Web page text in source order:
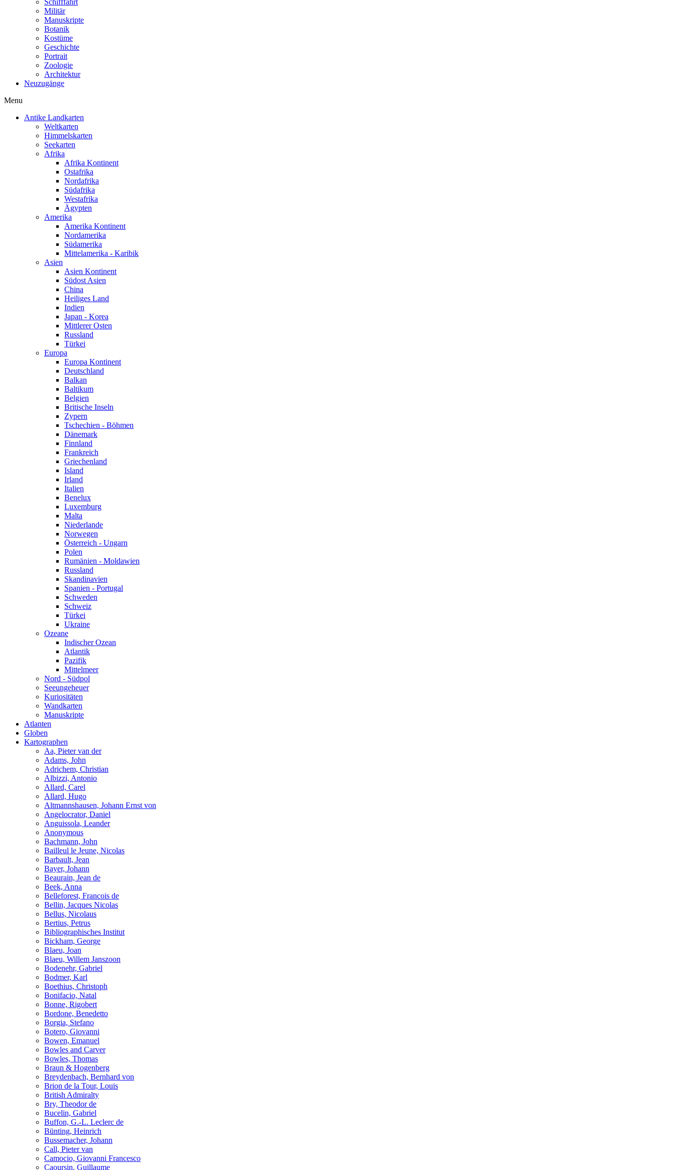
Schifffahrt
Militär
Manuskripte
Botanik
Kostüme
Geschichte
Portrait
Zoologie
Architektur
Neuzugänge
Menu
Antike Landkarten
Weltkarten
Himmelskarten
Seekarten
Afrika
Afrika Kontinent
Ostafrika
Nordafrika
Südafrika
Westafrika
Ägypten
Amerika
Amerika Kontinent
Nordamerika
Südamerika
Mittelamerika - Karibik
Asien
Asien Kontinent
Südost Asien
China
Heiliges Land
Indien
Japan - Korea
Mittlerer Osten
Russland
Türkei
Europa
Europa Kontinent
Deutschland
Balkan
Baltikum
Belgien
Britische Inseln
Zypern
Tschechien - Böhmen
Dänemark
Finnland
Frankreich
Griechenland
Island
Irland
Italien
Benelux
Luxemburg
Malta
Niederlande
Norwegen
Österreich - Ungarn
Polen
Rumänien - Moldawien
Russland
Skandinavien
Spanien - Portugal
Schweden
Schweiz
Türkei
Ukraine
Ozeane
Indischer Ozean
Atlantik
Pazifik
Mittelmeer
Nord - Südpol
Seeungeheuer
Kuriositäten
Wandkarten
Manuskripte
Atlanten
Globen
Kartographen
Aa, Pieter van der
Adams, John
Adrichem, Christian
Albizzi, Antonio
Allard, Carel
Allard, Hugo
Altmannshausen, Johann Ernst von
Angelocrator, Daniel
Anguissola, Leander
Anonymous
Bachmann, John
Bailleul le Jeune, Nicolas
Barbault, Jean
Bayer, Johann
Beaurain, Jean de
Beek, Anna
Belleforest, Francois de
Bellin, Jacques Nicolas
Bellus, Nicolaus
Bertius, Petrus
Bibliographisches Institut
Bickham, George
Blaeu, Joan
Blaeu, Willem Janszoon
Bodenehr, Gabriel
Bodmer, Karl
Boethius, Christoph
Bonifacio, Natal
Bonne, Rigobert
Bordone, Benedetto
Borgia, Stefano
Botero, Giovanni
Bowen, Emanuel
Bowles and Carver
Bowles, Thomas
Braun & Hogenberg
Breydenbach, Bernhard von
Brion de la Tour, Louis
British Admiralty
Bry, Theodor de
Bucelin, Gabriel
Buffon, G.-L. Leclerc de
Bünting, Heinrich
Bussemacher, Johann
Call, Pieter van
Camocio, Giovanni Francesco
Caoursin, Guillaume